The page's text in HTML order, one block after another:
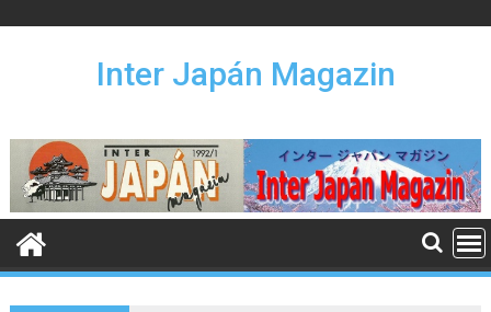
n
e
Inter Japán Magazin